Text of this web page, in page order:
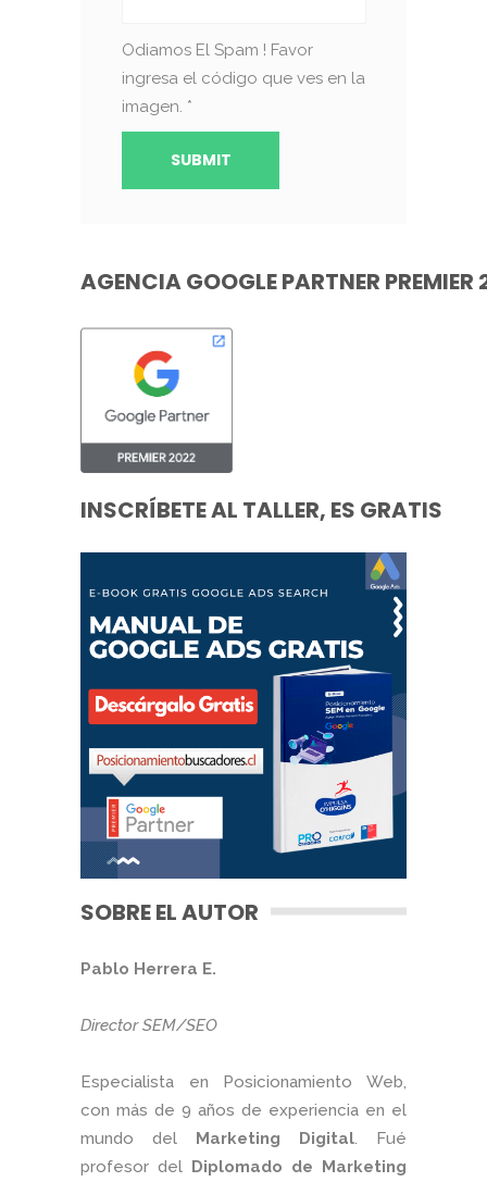
Odiamos El Spam ! Favor
ingresa el código que ves en la
imagen. *
AGENCIA GOOGLE PARTNER PREMIER
INSCRÍBETE AL TALLER, ES GRATIS
SOBRE EL AUTOR
Pablo Herrera E.
Director SEM/SEO
Especialista en Posicionamiento Web,
con más de 9 años de experiencia en el
mundo del Marketing Digital. Fué
profesor del Diplomado de Marketing